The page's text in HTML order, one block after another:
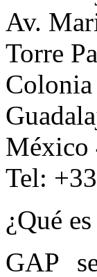
Av.
Torre
México
Tel:
¿Qué
GAP